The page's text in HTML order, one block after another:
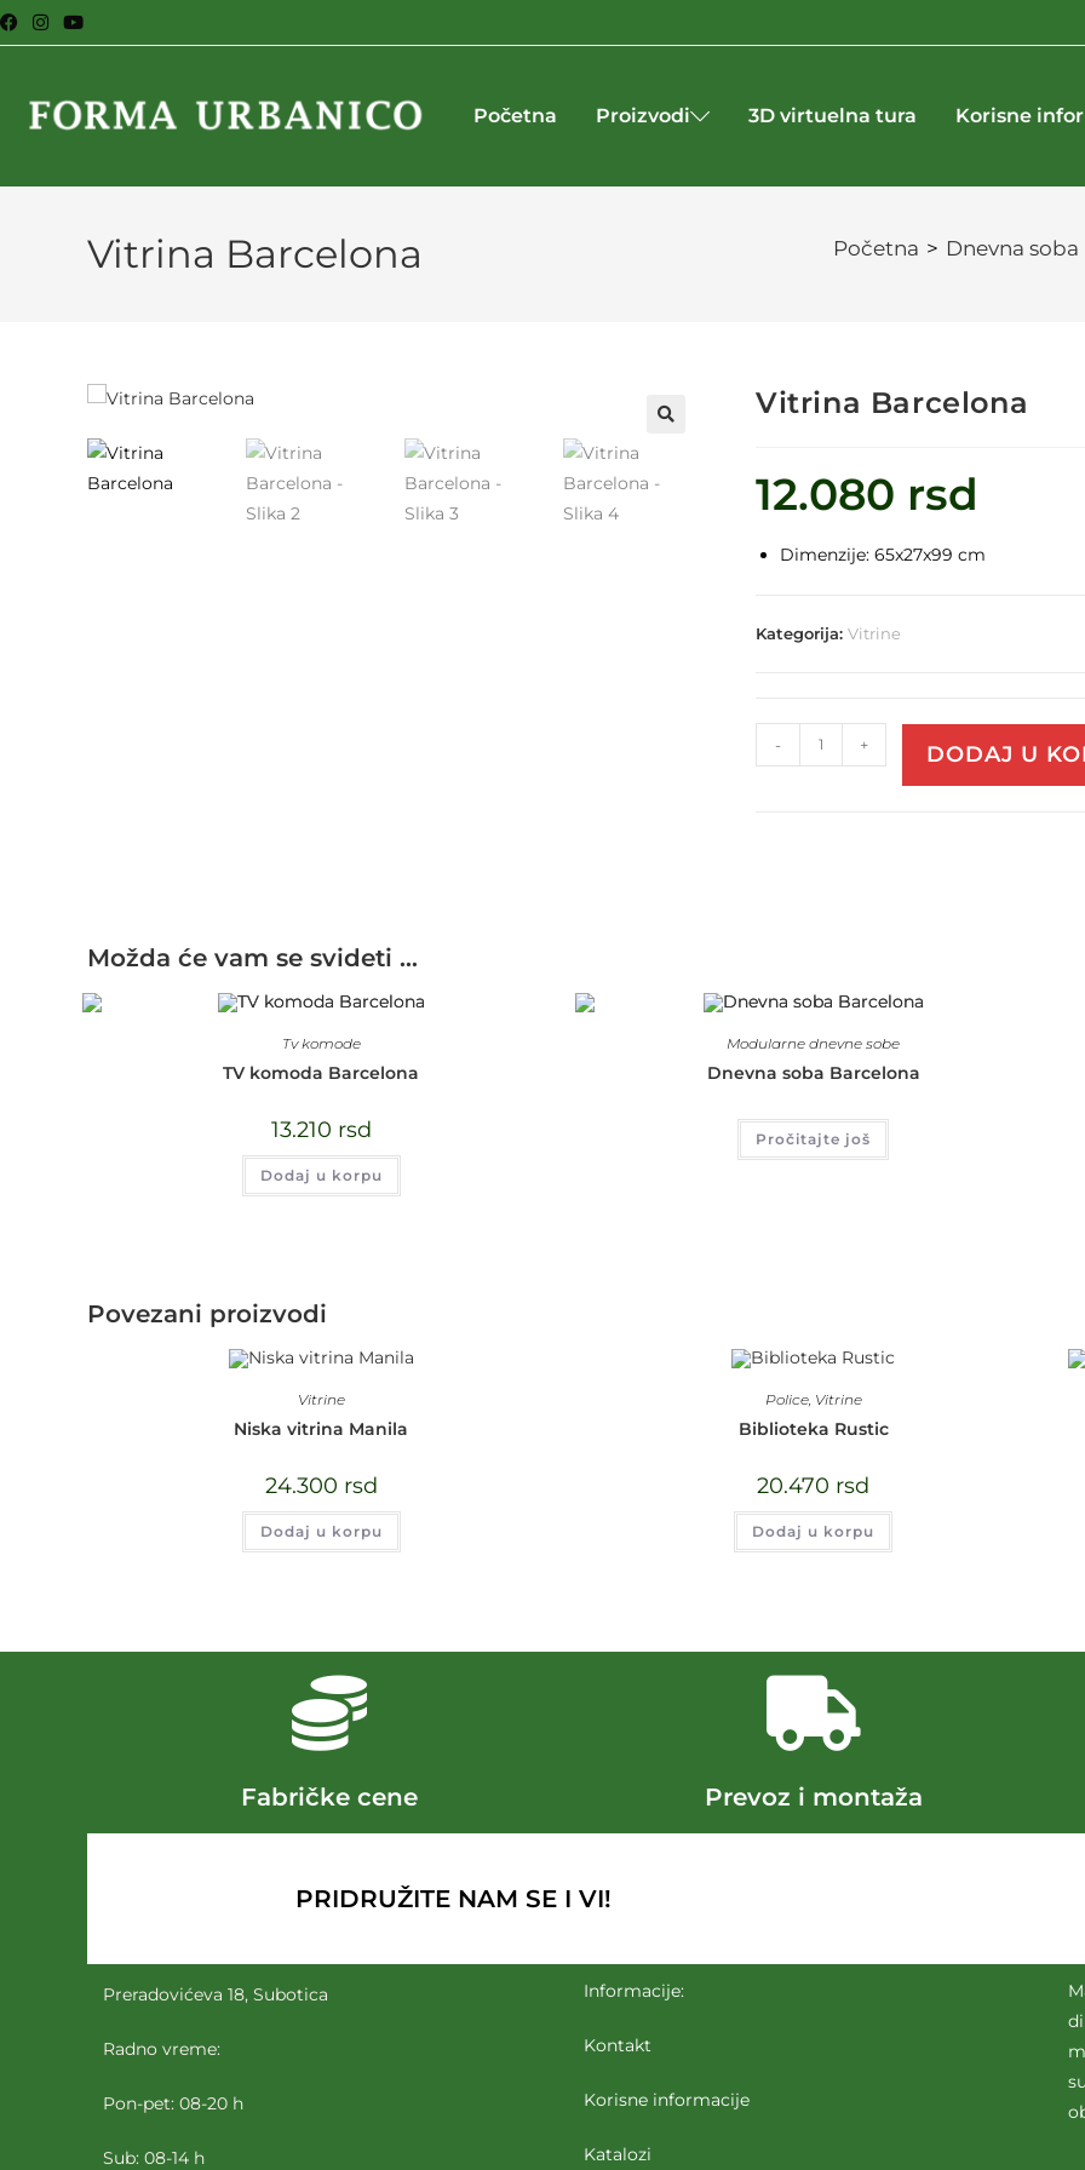
Početna Proizvodi 3D virtuelna tura Korisne
Vitrina Barcelona Početna > Dnevna soba
Vitrina Barcelona
12.080 rsd
Dimenzije: 65x27x99 cm
Kategorija: Vitrine
- + DODAJ U
Možda će vam se svideti …
Tv komode
TV komoda Barcelona
13.210 rsd
Dodaj u korpu
Modularne dnevne sobe
Dnevna soba Barcelona
Pročitajte još
Povezani proizvodi
Vitrine
Niska vitrina Manila
24.300 rsd
Dodaj u korpu
Police, Vitrine
Biblioteka Rustic
20.470 rsd
Dodaj u korpu
Fabričke cene Prevoz i montaža
PRIDRUŽITE NAM SE I VI!
Preradovićeva 18, Subotica
Radno vreme:
Pon-pet: 08-20 h
Sub: 08-14 h
Informacije:
Kontakt
Korisne informacije
Katalozi